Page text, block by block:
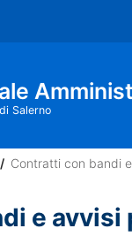
Salerno
/ Contratti con bandi
e